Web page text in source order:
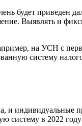
будет приведен
Выявлять и
на УСН с
систему
индивидуальные
систему в 2022